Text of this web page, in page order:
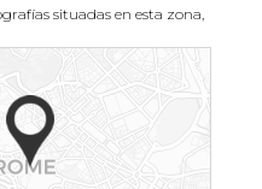
situadas en esta zona,